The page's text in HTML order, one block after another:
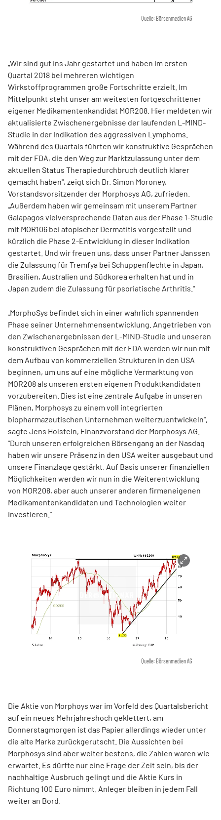
Quelle: Börsenmedien AG
„Wir sind gut ins Jahr gestartet und haben im ersten
Quartal 2018 bei mehreren wichtigen
Wirkstoffprogrammen große Fortschritte erzielt. Im
Mittelpunkt steht unser am weitesten fortgeschrittener
eigener Medikamentenkandidat MOR208. Hier meldeten wir
aktualisierte Zwischenergebnisse der laufenden L-MIND-
Studie in der Indikation des aggressiven Lymphoms.
Während des Quartals führten wir konstruktive Gesprächen
mit der FDA, die den Weg zur Marktzulassung unter dem
aktuellen Status Therapiedurchbruch deutlich klarer
gemacht haben", zeigt sich Dr. Simon Moroney,
Vorstandsvorsitzender der Morphosys AG, zufrieden.
„Außerdem haben wir gemeinsam mit unserem Partner
Galapagos vielversprechende Daten aus der Phase 1-Studie
mit MOR106 bei atopischer Dermatitis vorgestellt und
kürzlich die Phase 2-Entwicklung in dieser Indikation
gestartet. Und wir freuen uns, dass unser Partner Janssen
die Zulassung für Tremfya bei Schuppenflechte in Japan,
Brasilien, Australien und Südkorea erhalten hat und in
Japan zudem die Zulassung für psoriatische Arthritis."
„MorphoSys befindet sich in einer wahrlich spannenden
Phase seiner Unternehmensentwicklung. Angetrieben von
den Zwischenergebnissen der L-MIND-Studie und unseren
konstruktiven Gesprächen mit der FDA werden wir nun mit
dem Aufbau von kommerziellen Strukturen in den USA
beginnen, um uns auf eine mögliche Vermarktung von
MOR208 als unseren ersten eigenen Produktkandidaten
vorzubereiten. Dies ist eine zentrale Aufgabe in unseren
Plänen, Morphosys zu einem voll integrierten
biopharmazeutischen Unternehmen weiterzuentwickeln",
sagte Jens Holstein, Finanzvorstand der Morphosys AG.
"Durch unseren erfolgreichen Börsengang an der Nasdaq
haben wir unsere Präsenz in den USA weiter ausgebaut und
unsere Finanzlage gestärkt. Auf Basis unserer finanziellen
Möglichkeiten werden wir nun in die Weiterentwicklung
von MOR208, aber auch unserer anderen firmeneigenen
Medikamentenkandidaten und Technologien weiter
investieren."
Quelle: Börsenmedien AG
Die Aktie von Morphoys war im Vorfeld des Quartalsbericht
auf ein neues Mehrjahreshoch geklettert, am
Donnerstagmorgen ist das Papier allerdings wieder unter
die alte Marke zurückgerutscht. Die Aussichten bei
Morphosys sind aber weiter bestens, die Zahlen waren wie
erwartet. Es dürfte nur eine Frage der Zeit sein, bis der
nachhaltige Ausbruch gelingt und die Aktie Kurs in
Richtung 100 Euro nimmt. Anleger bleiben in jedem Fall
weiter an Bord.